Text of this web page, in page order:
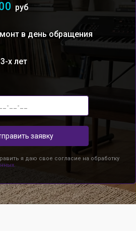
руб
в день обращения
х лет
заявку
я даю свое согласие на обработку